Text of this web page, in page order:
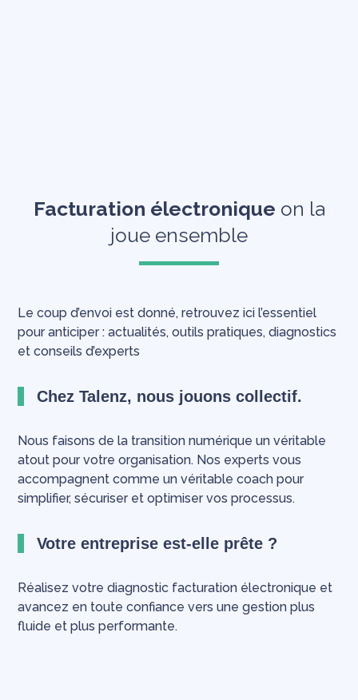
Facturation électronique on la
joue ensemble
Le coup d’envoi est donné, retrouvez ici l’essentiel
pour anticiper : actualités, outils pratiques, diagnostics
et conseils d’experts
Chez Talenz, nous jouons collectif.
Nous faisons de la transition numérique un véritable
atout pour votre organisation. Nos experts vous
accompagnent comme un véritable coach pour
simplifier, sécuriser et optimiser vos processus.
Votre entreprise est-elle prête ?
Réalisez votre diagnostic facturation électronique et
avancez en toute confiance vers une gestion plus
fluide et plus performante.